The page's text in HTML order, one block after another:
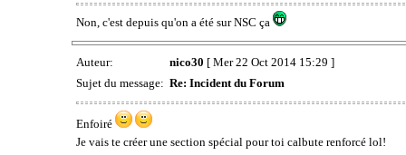
Non, c'est depuis qu'on a été sur NSC ça
Auteur: nico30 [ Mer 22 Oct 2014 15:29 ]
Sujet du message: Re: Incident du Forum
Enfoiré
Je vais te créer une section spécial pour toi calbute renforcé lol!